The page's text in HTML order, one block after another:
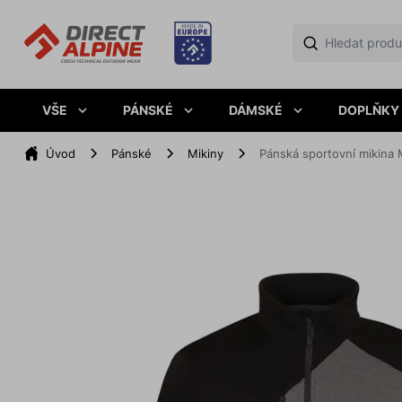
VŠE PÁNSKÉ DÁMSKÉ DOPLŇKY
Úvod Pánské Mikiny Pánská sportovní mikina